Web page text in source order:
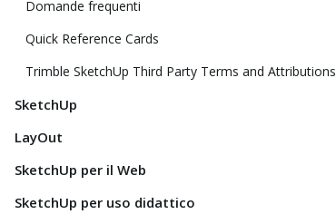
Domande frequenti
Quick Reference Cards
Trimble SketchUp Third Party Terms and Attributions
SketchUp
LayOut
SketchUp per il Web
SketchUp per uso didattico